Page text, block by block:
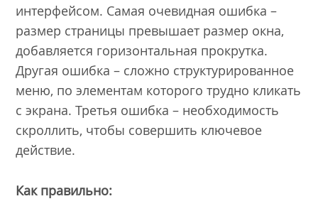
интерфейсом. Самая очевидная ошибка –
размер страницы превышает размер окна,
добавляется горизонтальная прокрутка.
Другая ошибка – сложно структурированное
меню, по элементам которого трудно кликать
с экрана. Третья ошибка – необходимость
скроллить, чтобы совершить ключевое
действие.
Как правильно: